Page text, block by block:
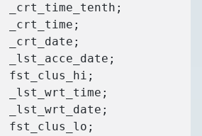
_crt_time_tenth;
_crt_time;
_crt_date;
_lst_acce_date;
fst_clus_hi;
_lst_wrt_time;
_lst_wrt_date;
fst_clus_lo;